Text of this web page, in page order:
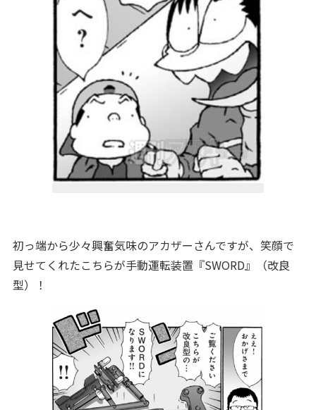
初っ端から少々興奮気味のアカザーさんですが、笑顔で
見せてくれたこちらが手動運転装置『SWORD』（改良
型）！